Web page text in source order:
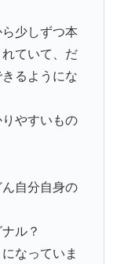
少しずつ本
ていて、だ
るようにな
やすいもの
自分自身の
ル？
なっていま